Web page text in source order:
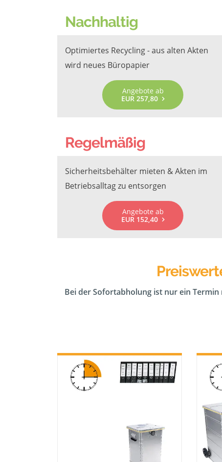
Nachhaltig
Optimiertes Recycling - aus alten Akten
wird neues Büropapier
Angebote ab
EUR 257,80
Regelmäßig
Sicherheitsbehälter mieten & Akten im
Betriebsalltag zu entsorgen
Angebote ab
EUR 152,40
Bei der Sofortabholung ist nur ein